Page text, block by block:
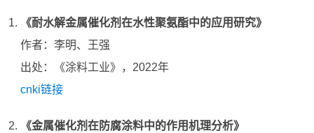
《耐水解金属催化剂在水性聚氨酯中的应用研究》
作者：李明、王强
出处：《涂料工业》，2022年
cnki链接
《金属催化剂在防腐涂料中的作用机理分析》